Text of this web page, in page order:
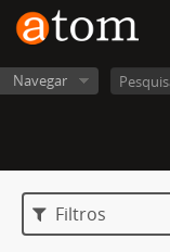
Navegar
Filtros